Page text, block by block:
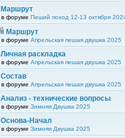
Маршрут
в форуме Пеший поход 12-13 октября
Маршрут
в форуме Апрельская пешая двушка 2025
Личная раскладка
в форуме Апрельская пешая двушка 2025
Состав
в форуме Апрельская пешая двушка 2025
Анализ - технические вопросы
в форуме Зимняя Двушка 2025
Основа-Начал
в форуме Зимняя Двушка 2025